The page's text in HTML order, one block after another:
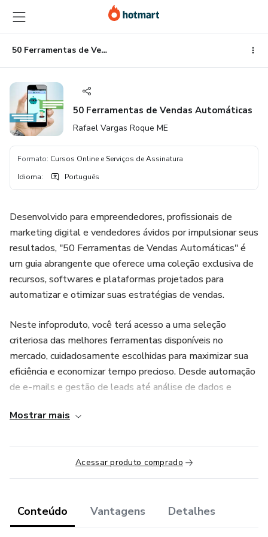
para
o
conteúdo
principal
para
o
pagamento
para
o
rodapé
50 Ferramentas de Vendas Automáticas
50 Ferramentas de Vendas Automáticas
Rafael Vargas Roque ME
Formato: Cursos Online e Serviços de Assinatura
Idioma: Português
Desenvolvido para empreendedores, profissionais de
marketing digital e vendedores ávidos por impulsionar seus
resultados, "50 Ferramentas de Vendas Automáticas" é
um guia abrangente que oferece uma coleção exclusiva de
recursos, softwares e plataformas projetados para
automatizar e otimizar suas estratégias de vendas.
Neste infoproduto, você terá acesso a uma seleção
criteriosa das melhores ferramentas disponíveis no
mercado, cuidadosamente escolhidas para maximizar sua
eficiência e economizar tempo precioso. Desde automação
de e-mails e gestão de leads até análise de dados e
apresentada de forma detalhada, com instruções claras
Com "50 Ferramentas de Vendas Automáticas", você
poderá:
- Simplificar processos repetitivos e demorados, liberando
sua equipe para se concentrar em atividades de alto valor;
Mostrar mais
Acessar produto comprado
Conteúdo Vantagens Detalhes